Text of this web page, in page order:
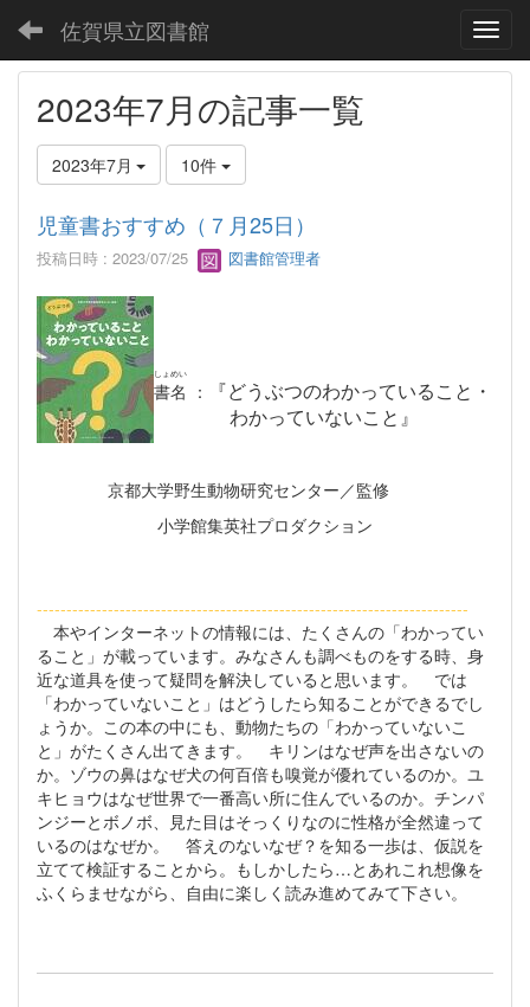
佐賀県立図書館
2023年7月の記事一覧
2023年7月 10件
児童書おすすめ（７月25日）
投稿日時 : 2023/07/25 図書館管理者
書名
しょめい
： 『どうぶつのわかっていること・
わかっていないこと 』
京都大学野生動物研究センター／監修
小学館集英社プロダクション
-------------------------------------------------------------------------
本やインターネットの情報には、たくさんの「わかってい
ること」が載っています。みなさんも調べものをする時、身
近な道具を使って疑問を解決していると思います。 では
「わかっていないこと」はどうしたら知ることができるでし
ょうか。この本の中にも、動物たちの「わかっていないこ
と」がたくさん出てきます。 キリンはなぜ声を出さないの
か。ゾウの鼻はなぜ犬の何百倍も嗅覚が優れているのか。ユ
キヒョウはなぜ世界で一番高い所に住んでいるのか。チンパ
ンジーとボノボ、見た目はそっくりなのに性格が全然違って
いるのはなぜか。 答えのないなぜ？を知る一歩は、仮説を
立てて検証することから。もしかしたら…とあれこれ想像を
ふくらませながら、自由に楽しく読み進めてみて下さい。